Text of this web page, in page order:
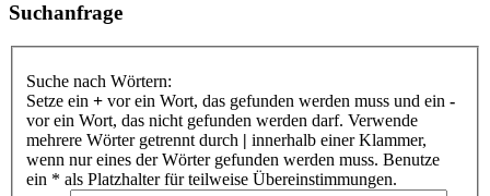
Suchanfrage
Suche nach Wörtern:
Setze ein + vor ein Wort, das gefunden werden muss und ein -
vor ein Wort, das nicht gefunden werden darf. Verwende
mehrere Wörter getrennt durch | innerhalb einer Klammer,
wenn nur eines der Wörter gefunden werden muss. Benutze
ein * als Platzhalter für teilweise Übereinstimmungen.